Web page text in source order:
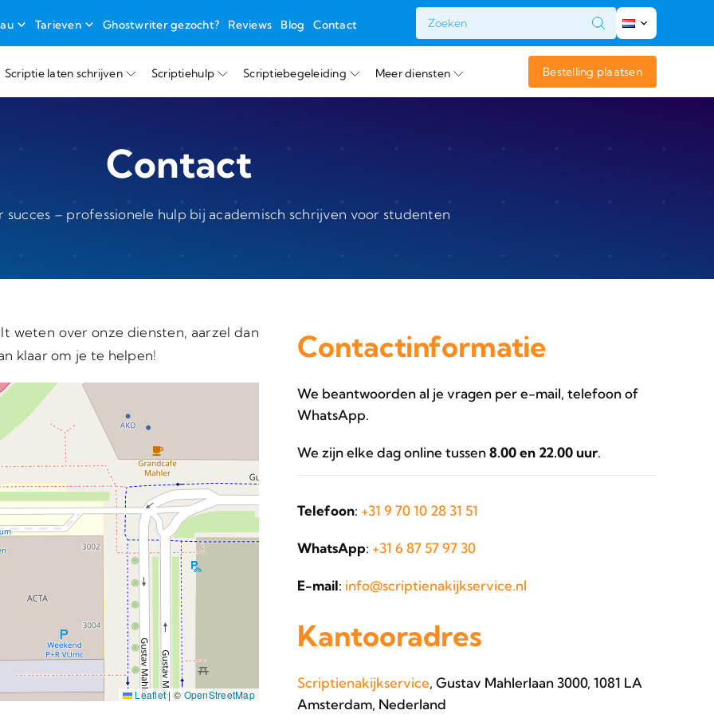
Tarieven Ghostwriter gezocht? Reviews Blog Contact
Scriptie laten schrijven Scriptiehulp Scriptiebegeleiding Meer diensten Bestelling plaatsen
Contact
succes – professionele hulp bij academisch schrijven voor studenten
weten over onze diensten, aarzel dan
klaar om je te helpen!
Leaflet| ©OpenStreetMap
Contactinformatie
We beantwoorden al je vragen per e-mail, telefoon of
WhatsApp.
We zijn elke dag online tussen8.00 en 22.00 uur.
Telefoon: +31 9 70 10 28 31 51
WhatsApp: +31 6 87 57 97 30
E-mail: info@scriptienakijkservice.nl
Kantooradres
Scriptienakijkservice, Gustav Mahlerlaan 3000, 1081 LA
Amsterdam, Nederland